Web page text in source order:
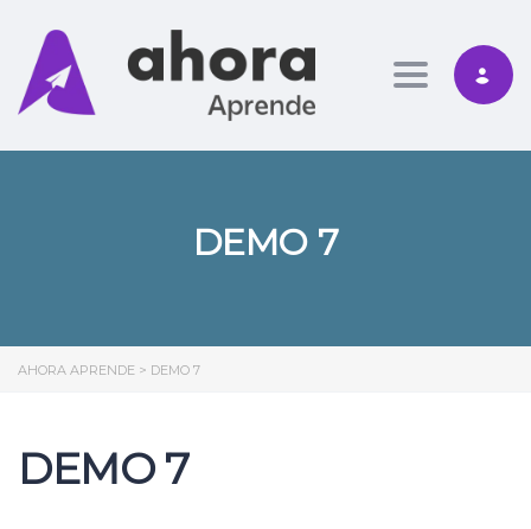
Toggle
DEMO 7
AHORA APRENDE > DEMO 7
DEMO 7